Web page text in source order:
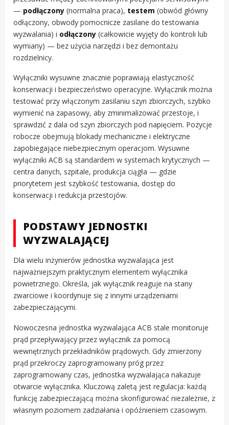
— podłączony (normalna praca), testem (obwód główny
odłączony, obwody pomocnicze zasilane do testowania
wyzwalania) i odłączony (całkowicie wyjęty do kontroli lub
wymiany) — bez użycia narzędzi i bez demontażu
rozdzielnicy.
Wyłączniki wysuwne znacznie poprawiają elastyczność
konserwacji i bezpieczeństwo operacyjne. Wyłącznik można
testować przy włączonym zasilaniu szyn zbiorczych, szybko
wymienić na zapasowy, aby zminimalizować przestoje, i
sprawdzić z dala od szyn zbiorczych pod napięciem. Pozycje
robocze obejmują blokady mechaniczne i elektryczne
zapobiegające niebezpiecznym operacjom. Wysuwne
wyłączniki ACB są standardem w systemach krytycznych —
centra danych, szpitale, produkcja ciągła — gdzie
priorytetem jest szybkość testowania, dostęp do
konserwacji i redukcja przestojów.
PODSTAWY JEDNOSTKI
WYZWALAJĄCEJ
Dla wielu inżynierów jednostka wyzwalająca jest
najważniejszym praktycznym elementem wyłącznika
powietrznego. Określa, jak wyłącznik reaguje na stany
zwarciowe i koordynuje się z innymi urządzeniami
zabezpieczającymi.
Nowoczesna jednostka wyzwalająca ACB stale monitoruje
prąd przepływający przez wyłącznik za pomocą
wewnętrznych przekładników prądowych. Gdy zmierzony
prąd przekroczy zaprogramowany próg przez
zaprogramowany czas, jednostka wyzwalająca nakazuje
otwarcie wyłącznika. Kluczową zaletą jest regulacja: każdą
funkcję zabezpieczającą można skonfigurować niezależnie, z
własnym poziomem zadziałania i opóźnieniem czasowym.